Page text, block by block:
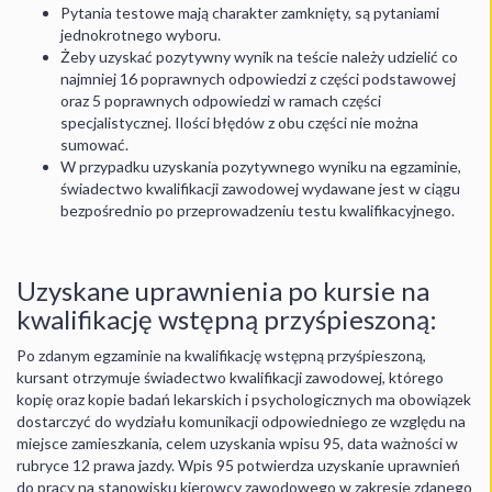
Pytania testowe mają charakter zamknięty, są pytaniami
jednokrotnego wyboru.
Żeby uzyskać pozytywny wynik na teście należy udzielić co
najmniej 16 poprawnych odpowiedzi z części podstawowej
oraz 5 poprawnych odpowiedzi w ramach części
specjalistycznej. Ilości błędów z obu części nie można
sumować.
W przypadku uzyskania pozytywnego wyniku na egzaminie,
świadectwo kwalifikacji zawodowej wydawane jest w ciągu
bezpośrednio po przeprowadzeniu testu kwalifikacyjnego.
Uzyskane uprawnienia po kursie na
kwalifikację wstępną przyśpieszoną:
Po zdanym egzaminie na kwalifikację wstępną przyśpieszoną,
kursant otrzymuje świadectwo kwalifikacji zawodowej, którego
kopię oraz kopie badań lekarskich i psychologicznych ma obowiązek
dostarczyć do wydziału komunikacji odpowiedniego ze względu na
miejsce zamieszkania, celem uzyskania wpisu 95, data ważności w
rubryce 12 prawa jazdy. Wpis 95 potwierdza uzyskanie uprawnień
do pracy na stanowisku kierowcy zawodowego w zakresie zdanego